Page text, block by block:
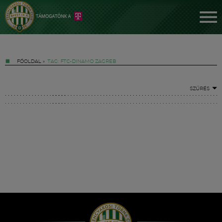
FŐOLDAL » TAG: FTC-DINAMO ZAGREB
SZŰRÉS
Hírek